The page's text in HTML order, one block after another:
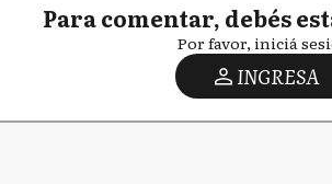
Para comentar, debés
Por favor, iniciá
INGRESA